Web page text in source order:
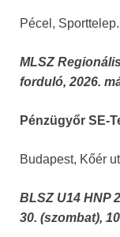
Pécel, Sporttelep.
MLSZ
forduló, 2026.
Pénzügyőr SE-
Budapest, Kőér
BLSZ U14 HNP
30. (szombat),